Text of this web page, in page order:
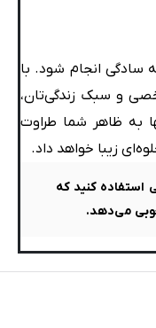
سادگی انجام شود. با
و سبک زندگی‌تان،
به ظاهر شما طراوت
زیبا خواهد داد.
استفاده کنید که
می‌دهد.